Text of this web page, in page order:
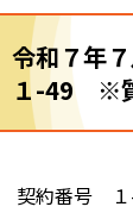
令和７年
１-49 ※
契約番号